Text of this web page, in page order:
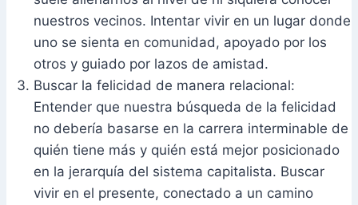
nuestros vecinos. Intentar vivir en un lugar donde
uno se sienta en comunidad, apoyado por los
otros y guiado por lazos de amistad.
Buscar la felicidad de manera relacional:
Entender que nuestra búsqueda de la felicidad
no debería basarse en la carrera interminable de
quién tiene más y quién está mejor posicionado
en la jerarquía del sistema capitalista. Buscar
vivir en el presente, conectado a un camino